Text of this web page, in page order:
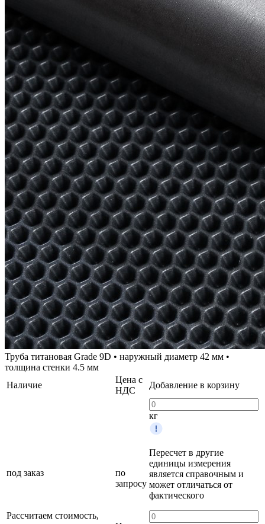
Труба титановая Grade 9D • наружный диаметр 42 мм •
толщина стенки 4.5 мм
Наличие
Цена с
НДС
Добавление в корзину
под заказ
Рассчитаем стоимость,
по
запросу
кг
Пересчет в другие
единицы измерения
является справочным и
может отличаться от
фактического